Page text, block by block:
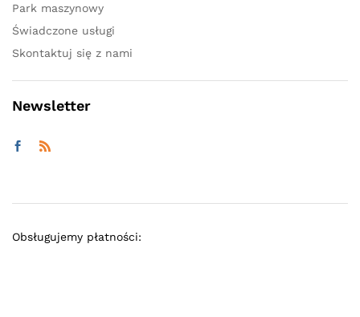
Park maszynowy
Świadczone usługi
Skontaktuj się z nami
Newsletter
Obsługujemy płatności: